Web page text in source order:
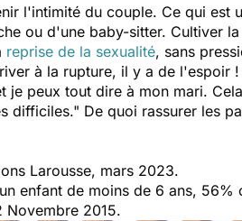
l'intimité du couple. Ce qui est
ou d'une baby-sitter. Cultiver
reprise de la sexualité, sans
à la rupture, il y a de l'espoir !
peux tout dire à mon mari.
difficiles." De quoi rassurer les
Larousse, mars 2023.
enfant de moins de 6 ans,
Novembre 2015.